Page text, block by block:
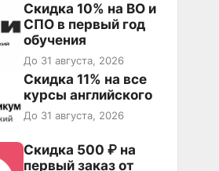
Скидка 10% на ВО и
СПО в первый год
обучения
До 31 августа, 2026
Скидка 11% на все
курсы английского
До 31 августа, 2026
Скидка 500 ₽ на
первый заказ от